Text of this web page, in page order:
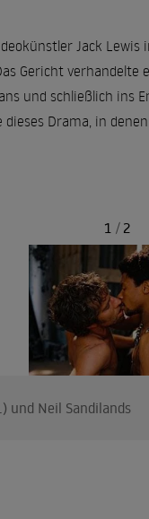
Jack
Gericht
und schließlich ins
Drama, in
und Neil Sandilands
1 / 2